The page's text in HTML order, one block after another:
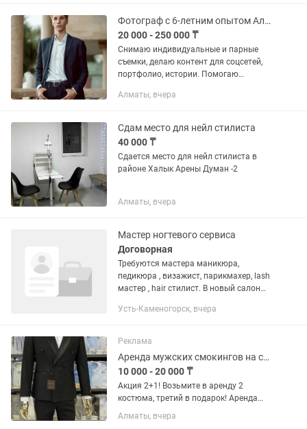
удобства рядом метро Райымбек
Фотограф с 6-летним опытом Алматы
20 000 - 250 000 ₸
Снимаю индивидуальные и парные
съемки, делаю контент для соцсетей,
портфолио, истории. Помогаю
позы, образ, локацию. Все фото
обработку,...
Алматы, вчера
Сдам место для нейл стилиста
40 000 ₸
Сдается место для нейл стилиста в
районе Халык Арены Думан -2
Алматы, вчера
Мастер ногтевого сервиса
Договорная
Требуются мастера маникюра,
педикюра , визажист, парикмахер, lash
мастер , hair стилист. В новый салон
Усть-Каменогорск, вчера
Реклама
Аренда мужских смокингов на свадьбу, классических костюмов
10 000 - 20 000 ₸
Акция 2+1! Возьмите в аренду 2
костюма, третий в подарок! Аренда
мужских классических
костюмов,смокингов на
Алматы, вчера